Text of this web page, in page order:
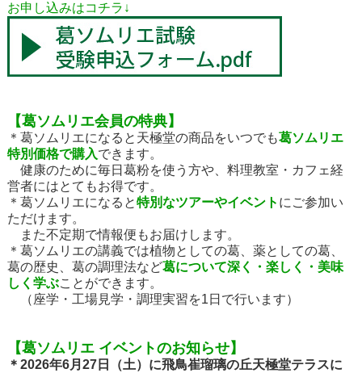
お申し込みはコチラ↓
【葛ソムリエ会員の特典】
＊葛ソムリエになると天極堂の商品をいつでも葛ソムリエ
特別価格で購入できます。
健康のために毎日葛粉を使う方や、料理教室・カフェ経
営者にはとてもお得です。
＊葛ソムリエになると特別なツアーやイベント にご参加い
ただけます。
また不定期で情報便もお届けします。
＊葛ソムリエの講義では植物としての葛、薬としての葛、
葛の歴史、葛の調理法など葛について深く・楽しく・美味
しく学ぶことができます。
（座学・工場見学・調理実習を1日で行います）
【葛ソムリエ イベントのお知らせ】
＊2026年6月27日（土）に飛鳥崔瑠璃の丘天極堂テラスに